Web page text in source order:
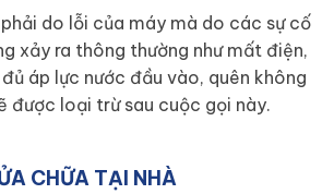
do lỗi của máy mà do các sự cố
xảy ra thông thường như mất điện,
áp lực nước đầu vào, quên không
được loại trừ sau cuộc gọi này.
CHỮA TẠI NHÀ